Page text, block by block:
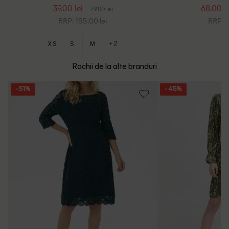
39.00 lei 79.00 lei
RRP: 155.00 lei
XS S M +2
68.00
RRP:
Rochii de la alte branduri
- 51% - 45%